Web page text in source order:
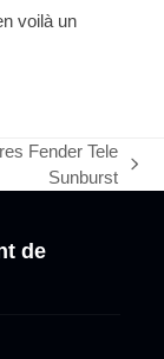
voilà un
Fender Tele
Sunburst
de